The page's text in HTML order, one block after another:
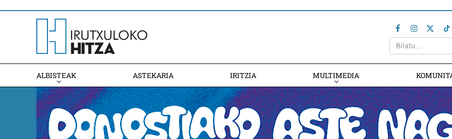
ALBISTEAK ASTEKARIA IRITZIA MULTIMEDIA